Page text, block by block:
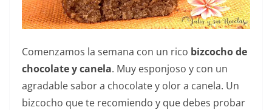
Comenzamos la semana con un rico bizcocho de
chocolate y canela. Muy esponjoso y con un
agradable sabor a chocolate y olor a canela. Un
bizcocho que te recomiendo y que debes probar